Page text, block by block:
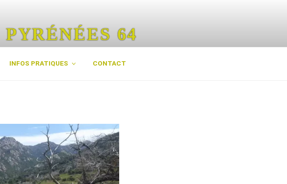
64
INFOS PRATIQUES CONTACT